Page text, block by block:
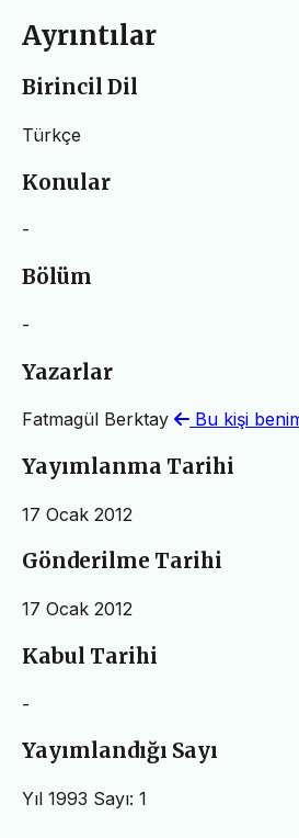
Ayrıntılar
Birincil Dil
Türkçe
Konular
-
Bölüm
-
Yazarlar
Fatmagül Berktay Bu kişi
Yayımlanma Tarihi
17 Ocak 2012
Gönderilme Tarihi
17 Ocak 2012
Kabul Tarihi
-
Yayımlandığı Sayı
Yıl 1993 Sayı: 1